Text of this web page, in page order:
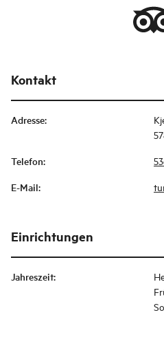
Kontakt
Adresse:
Telefon:
E-Mail:
Einrichtungen
Jahreszeit: